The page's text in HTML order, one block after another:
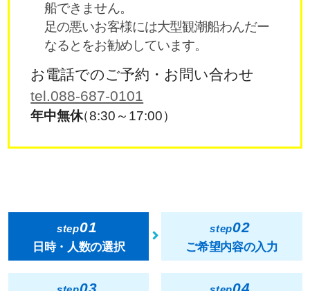
船できません。
足の悪いお客様には大型観潮船わんだー
なるとをお勧めしています。
お電話でのご予約・お問い合わせ
tel.088-687-0101
年中無休（8:30～17:00）
step01
日時・人数の選択
step02
ご希望内容の入力